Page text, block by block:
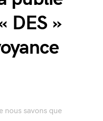
DES »
nous savons que